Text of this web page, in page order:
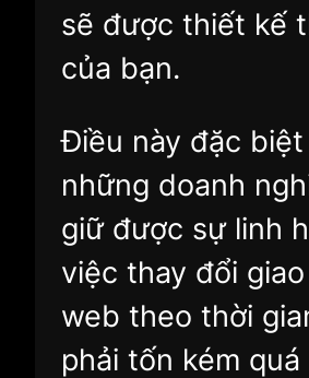
sẽ được thiết kế
của bạn.
Điều này đặc
những doanh
giữ được sự linh
việc thay đổi
web theo thời
phải tốn kém